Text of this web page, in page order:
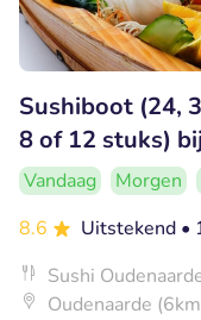
Sushiboot (24,
8 of 12 stuks)
Vandaag Morgen
8.6
Uitstekend •
Sushi
Oudenaarde